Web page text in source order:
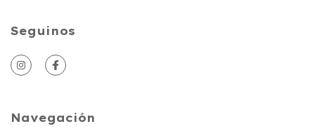
Seguinos
Navegación